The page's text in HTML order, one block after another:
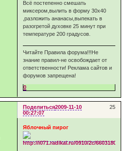
Всё постепенно смешать
миксером,вылить в форму 30х40
,разложить ананасы,выпекать в
разогретой духовке 25 минут при
температуре 200 градусов.
Читайте Правила форума!!!Не
знание правил-не освобождает от
ответственности! Реклама сайтов и
форумов запрещена!
0
Поделиться 25
2009-11-10
00:27:07
Яблочный пирог